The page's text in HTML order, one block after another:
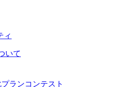
いて
ランコンテスト